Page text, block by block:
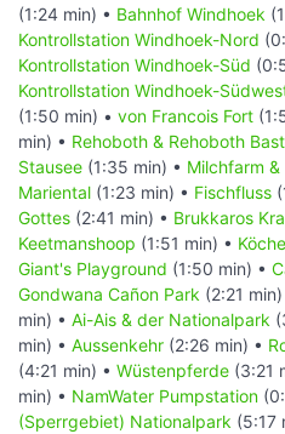
(1:24 min) • Bahnhof Windhoek
Kontrollstation Windhoek-Nord
Kontrollstation Windhoek-Süd
Kontrollstation Windhoek-
(1:50 min) • von Francois Fort
min) • Rehoboth & Rehoboth
Stausee (1:35 min) • Milchfarm
Mariental (1:23 min) • Fischfluss
Gottes (2:41 min) • Brukkaros
Keetmanshoop (1:51 min) •
Giant's Playground (1:50 min) •
Gondwana Cañon Park (2:21 min)
min) • Ai-Ais & der Nationalpark
min) • Aussenkehr (2:26 min) •
(4:21 min) • Wüstenpferde (3:21
min) • NamWater Pumpstation
(Sperrgebiet) Nationalpark (5:17